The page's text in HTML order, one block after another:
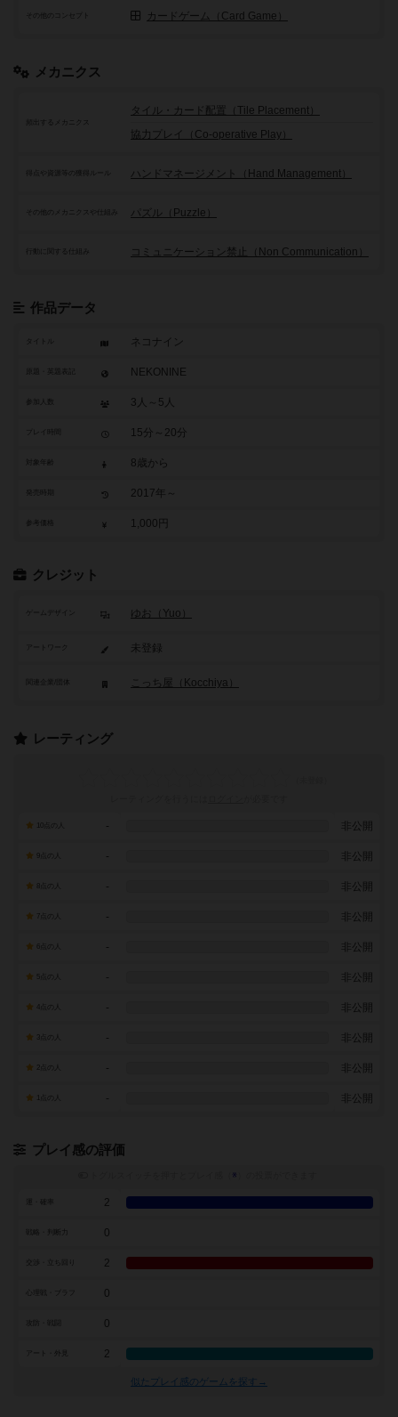
その他のコンセプト カードゲーム（Card Game）
メカニクス
頻出するメカニクス
タイル・カード配置（Tile Placement）
協力プレイ（Co-operative Play）
ハンドマネージメント（Hand Management）
その他のメカニクスや仕組み パズル（Puzzle）
行動に関する仕組み コミュニケーション禁止（Non Communication）
作品データ
タイトル ネコナイン
NEKONINE
参加人数 3人～5人
15分～20分
8歳から
2017年～
参考価格 1,000円
クレジット
ゲームデザイン ゆお（Yuo）
アートワーク 未登録
こっち屋（Kocchiya）
レーティング
- 非公開
- 非公開
- 非公開
7点の人 - 非公開
- 非公開
- 非公開
- 非公開
- 非公開
- 非公開
- 非公開
プレイ感の評価
※
2
戦略・判断力 0
2
0
0
アート・外見 2
似たプレイ感のゲームを探す→